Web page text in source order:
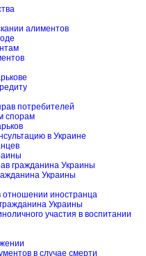
алиментов
потребителей
спорам
в Украине
гражданина Украины
Украины
отношении иностранца
Украины
участия в воспитании
в случае смерти